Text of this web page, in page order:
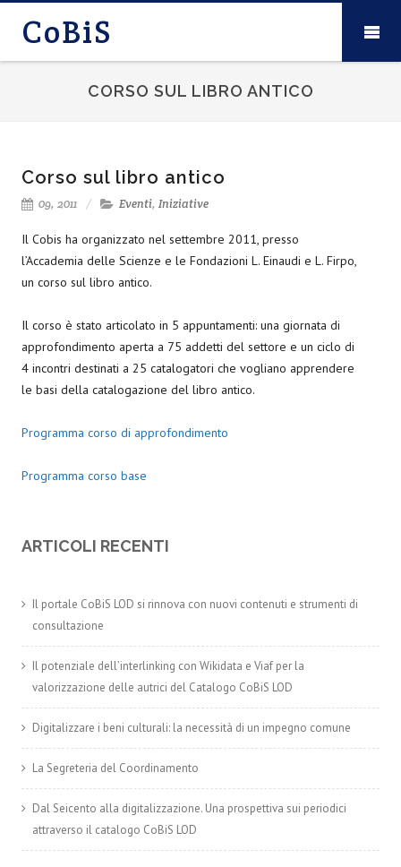
CoBiS
CORSO SUL LIBRO ANTICO
Corso sul libro antico
09, 2011 Eventi, Iniziative
Il Cobis ha organizzato nel settembre 2011, presso
l’Accademia delle Scienze e le Fondazioni L. Einaudi e L. Firpo,
un corso sul libro antico.
Il corso è stato articolato in 5 appuntamenti: una giornata di
approfondimento aperta a 75 addetti del settore e un ciclo di
4 incontri destinati a 25 catalogatori che vogliano apprendere
le basi della catalogazione del libro antico.
Programma corso di approfondimento
Programma corso base
ARTICOLI RECENTI
Il portale CoBiS LOD si rinnova con nuovi contenuti e strumenti di
consultazione
Il potenziale dell’interlinking con Wikidata e Viaf per la
valorizzazione delle autrici del Catalogo CoBiS LOD
Digitalizzare i beni culturali: la necessità di un impegno comune
La Segreteria del Coordinamento
Dal Seicento alla digitalizzazione. Una prospettiva sui periodici
attraverso il catalogo CoBiS LOD